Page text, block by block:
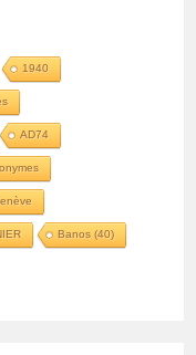
1940
AD74
Banos (40)